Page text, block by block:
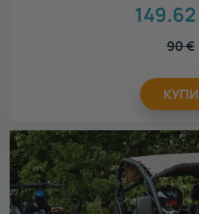
149.62
90€
КУПИ